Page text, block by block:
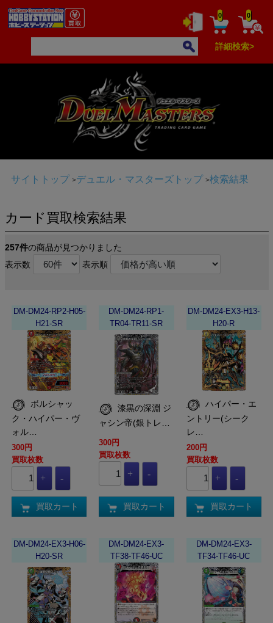
0 0
詳細検索>
サイトトップ デュエル・マスターズトップ 検索結果
カード買取検索結果
257件の商品が見つかりました
表示数
表示順
DM-DM24-RP2-H05-
H21-SR
ク・ハイパー・ヴ
ォル…
300円
買取枚数
買取カート
DM-DM24-RP1-
TR04-TR11-SR
漆黒の深淵 ジ
ャシン帝(銀トレ…
300円
買取枚数
買取カート
DM-DM24-EX3-H13-
H20-R
ントリー(シーク
レ…
200円
買取枚数
買取カート
DM-DM24-EX3-H06-
H20-SR
DM-DM24-EX3-
TF38-TF46-UC
DM-DM24-EX3-
TF34-TF46-UC